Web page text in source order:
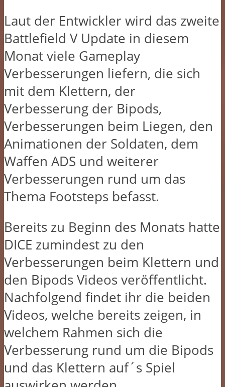
Laut der Entwickler wird das zweite
Battlefield V Update in diesem
Monat viele Gameplay
Verbesserungen liefern, die sich
mit dem Klettern, der
Verbesserung der Bipods,
Verbesserungen beim Liegen, den
Animationen der Soldaten, dem
Waffen ADS und weiterer
Verbesserungen rund um das
Thema Footsteps befasst.
Bereits zu Beginn des Monats hatte
DICE zumindest zu den
Verbesserungen beim Klettern und
den Bipods Videos veröffentlicht.
Nachfolgend findet ihr die beiden
Videos, welche bereits zeigen, in
welchem Rahmen sich die
Verbesserung rund um die Bipods
und das Klettern auf´s Spiel